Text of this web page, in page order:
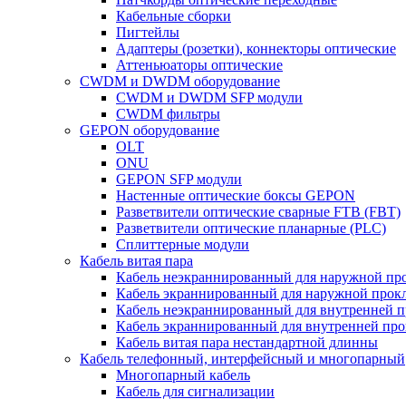
Кабельные сборки
Пигтейлы
Адаптеры (розетки), коннекторы оптические
Аттеньюаторы оптические
CWDM и DWDM оборудование
CWDM и DWDM SFP модули
CWDM фильтры
GEPON оборудование
OLT
ONU
GEPON SFP модули
Настенные оптические боксы GEPON
Разветвители оптические сварные FTB (FBT)
Разветвители оптические планарные (PLC)
Сплиттерные модули
Кабель витая пара
Кабель неэкраннированный для наружной
Кабель экраннированный для наружной
Кабель неэкраннированный для внутренней
Кабель экраннированный для внутренней
Кабель витая пара нестандартной длинны
Кабель телефонный, интерфейсный и многопарный
Многопарный кабель
Кабель для сигнализации